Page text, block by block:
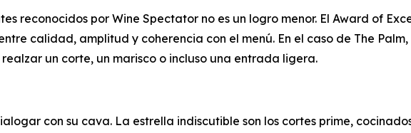
reconocidos por Wine Spectator no es un logro menor. El Award of
calidad, amplitud y coherencia con el menú. En el caso de The
un corte, un marisco o incluso una entrada ligera.
con su cava. La estrella indiscutible son los cortes prime,